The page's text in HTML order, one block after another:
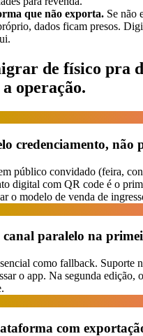
que não exporta. Se não
dados ficam presos.
de físico pra
operação.
credenciamento, não
público convidado (feira,
digital com QR code é o
o modelo de venda de
paralelo na
como fallback. Suporte
o app. Na segunda edição,
com